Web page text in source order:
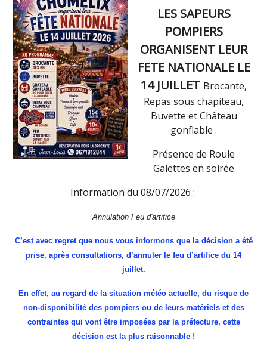
LES SAPEURS
POMPIERS
ORGANISENT LEUR
FETE NATIONALE LE
14 JUILLET Brocante,
Repas sous chapiteau,
Buvette et Château
gonflable .
Présence de Roule
Galettes en soirée
Information du 08/07/2026 :
Annulation Feu d'artifice
C’est avec regret que nous vous informons que la décision a été
prise, après consultations, d’annuler le feu d’artifice du 14
juillet.
En effet, au regard de la situation météo actuelle, du risque de
non-disponibilité des pompiers ou de leurs matériels et des
contraintes qui vont être imposées par la préfecture, cette
décision est la plus raisonnable !